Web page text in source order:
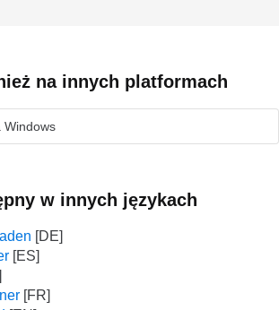
na innych platformach
Windows
w innych językach